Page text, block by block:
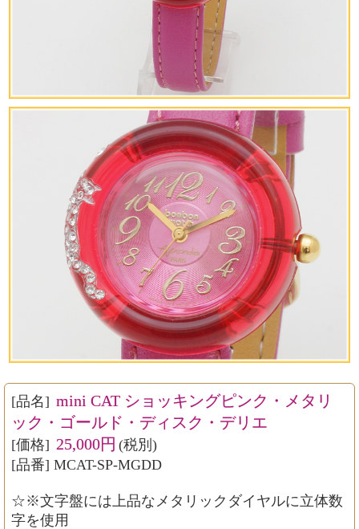
[品名] mini CAT ショッキングピンク・メタリ
ック・ゴールド・ディスク・デリエ
[価格] 25,000円 (税別)
[品番] MCAT-SP-MGDD
☆※文字盤には上品なメタリックダイヤルに立体数
字を使用